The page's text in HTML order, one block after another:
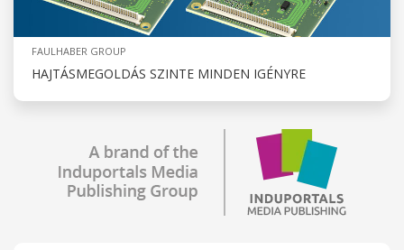
FAULHABER GROUP
HAJTÁSMEGOLDÁS SZINTE MINDEN IGÉNYRE